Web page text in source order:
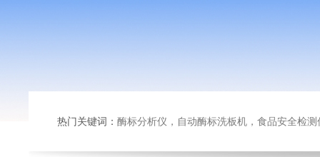
热门关键词： 酶标分析仪，自动酶标洗板机，食品安全检测仪